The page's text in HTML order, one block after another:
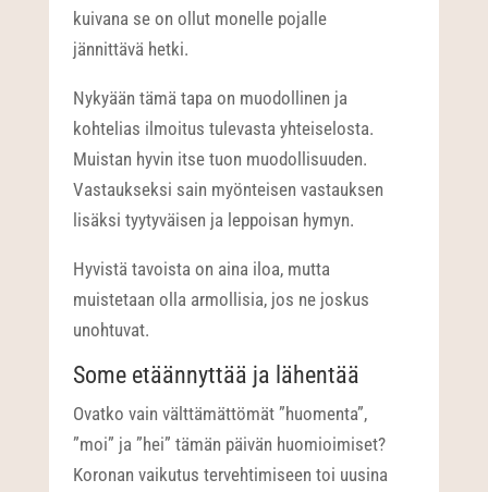
kuivana se on ollut monelle pojalle
jännittävä hetki.
Nykyään tämä tapa on muodollinen ja
kohtelias ilmoitus tulevasta yhteiselosta.
Muistan hyvin itse tuon muodollisuuden.
Vastaukseksi sain myönteisen vastauksen
lisäksi tyytyväisen ja leppoisan hymyn.
Hyvistä tavoista on aina iloa, mutta
muistetaan olla armollisia, jos ne joskus
unohtuvat.
Some etäännyttää ja lähentää
Ovatko vain välttämättömät ”huomenta”,
”moi” ja ”hei” tämän päivän huomioimiset?
Koronan vaikutus tervehtimiseen toi uusina